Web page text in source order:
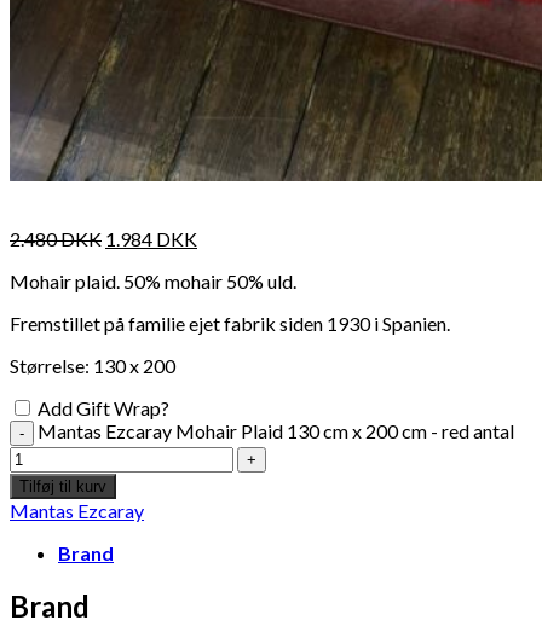
2.480DKK 1.984 DKK
Mohair plaid. 50% mohair 50% uld.
Fremstillet på familie ejet fabrik siden 1930 i Spanien.
Størrelse: 130 x 200
Add Gift Wrap?
Mantas Ezcaray Mohair Plaid 130 cm x 200 cm - red antal
Tilføj til kurv
Mantas Ezcaray
Brand
Brand